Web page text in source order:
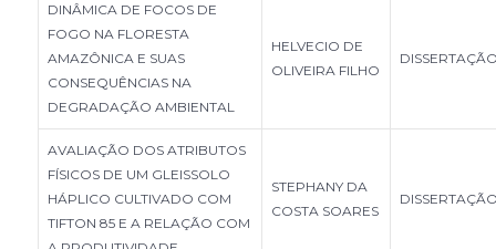
DINÂMICA DE FOCOS DE
FOGO NA FLORESTA
AMAZÔNICA E SUAS
CONSEQUÊNCIAS NA
DEGRADAÇÃO AMBIENTAL
HELVECIO DE
OLIVEIRA FILHO
AVALIAÇÃO DOS ATRIBUTOS
FÍSICOS DE UM GLEISSOLO
HÁPLICO CULTIVADO COM
TIFTON 85 E A RELAÇÃO COM
STEPHANY DA
COSTA SOARES